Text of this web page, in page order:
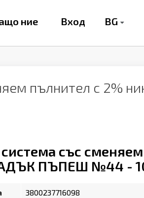
ние Вход BG
пълнител с 2%
система със
ПЪПЕШ №44 -
3800237716098